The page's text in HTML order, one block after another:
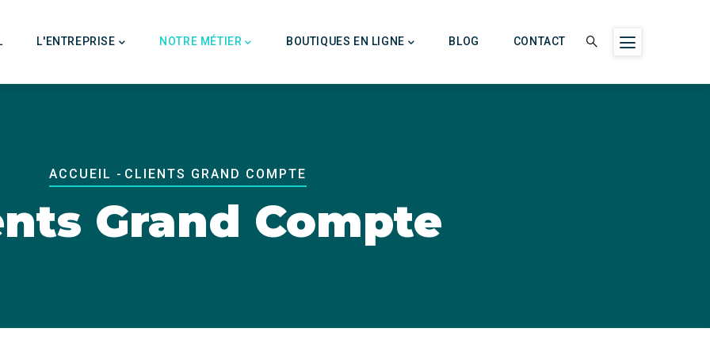
L'ENTREPRISE NOTRE MÉTIER BOUTIQUES EN LIGNE BLOG CONTACT
Fil
D'Ariane
ACCUEIL - CLIENTS GRAND COMPTE
Grand Compte